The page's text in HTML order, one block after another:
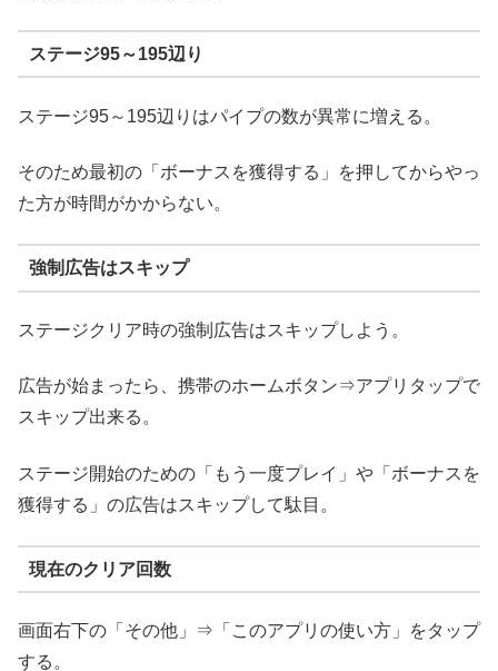
ステージ95～195辺り
ステージ95～195辺りはパイプの数が異常に増える。
そのため最初の「ボーナスを獲得する」を押してからやっ
た方が時間がかからない。
強制広告はスキップ
ステージクリア時の強制広告はスキップしよう。
広告が始まったら、携帯のホームボタン⇒アプリタップで
スキップ出来る。
ステージ開始のための「もう一度プレイ」や「ボーナスを
獲得する」の広告はスキップして駄目。
現在のクリア回数
画面右下の「その他」⇒「このアプリの使い方」をタップ
する。